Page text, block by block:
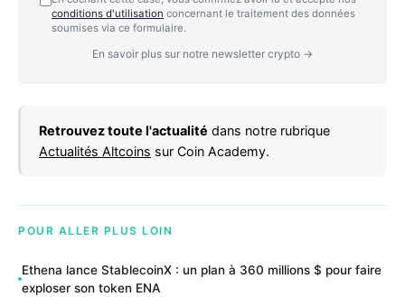
conditions d'utilisation concernant le traitement des données
soumises via ce formulaire.
En savoir plus sur notre newsletter crypto →
Retrouvez toute l'actualité dans notre rubrique
Actualités Altcoins sur Coin Academy.
POUR ALLER PLUS LOIN
Ethena lance StablecoinX : un plan à 360 millions $ pour faire
exploser son token ENA